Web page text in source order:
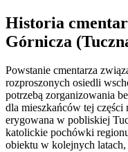
Historia
Górnicza
Powstanie cmentarza
rozproszonych osiedli
potrzebą zorganizowania
dla mieszkańców tej części
erygowana w pobliskiej
katolickie pochówki
obiektu w kolejnych latach,